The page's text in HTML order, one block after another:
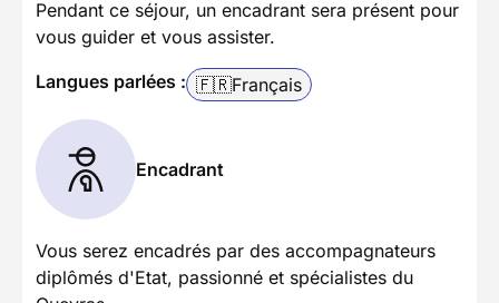
Pendant ce séjour, un encadrant sera présent pour
vous guider et vous assister.
Langues parlées : 🇫🇷Français
Encadrant
Vous serez encadrés par des accompagnateurs
diplômés d'Etat, passionné et spécialistes du